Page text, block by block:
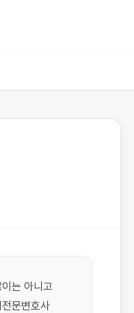
는 아니고
문변호사